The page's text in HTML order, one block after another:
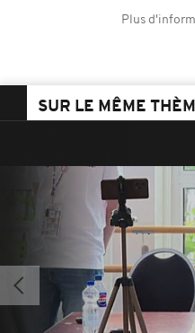
Plus
SUR LE MÊME